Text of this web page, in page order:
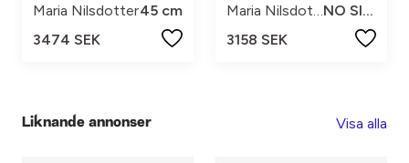
Maria Nilsdotter45 cm
3474 SEK
NO SIZE
3158 SEK
Liknande annonser Visa alla